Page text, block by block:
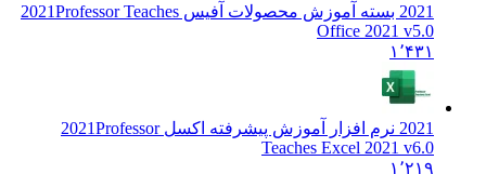
2021 بسته آموزش محصولات آفیس 2021
Professor Teaches
Office 2021 v5.0
۱٬۴۳۱
2021 نرم افزار آموزش پیشرفته اکسل 2021
Professor
Teaches Excel 2021 v6.0
۱٬۲۱۹